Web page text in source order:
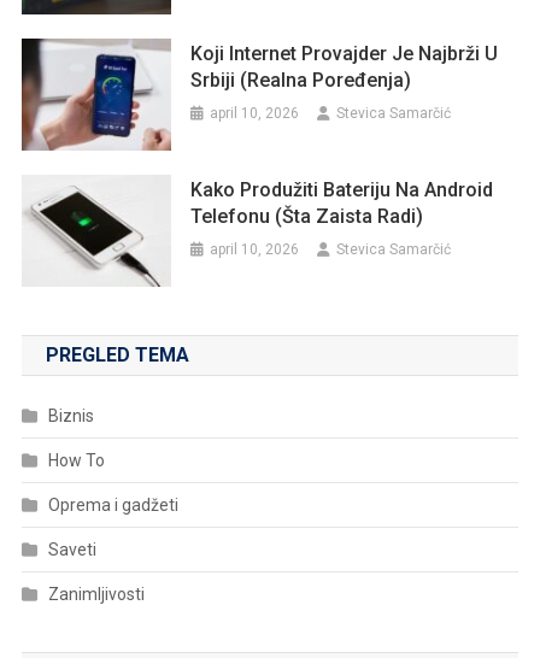
Koji Internet Provajder Je Najbrži U
Srbiji (realna Poređenja)
april 10, 2026 Stevica Samarčić
Kako Produžiti Bateriju Na Android
Telefonu (šta Zaista Radi)
april 10, 2026 Stevica Samarčić
PREGLED TEMA
Biznis
How To
Oprema i gadžeti
Saveti
Zanimljivosti